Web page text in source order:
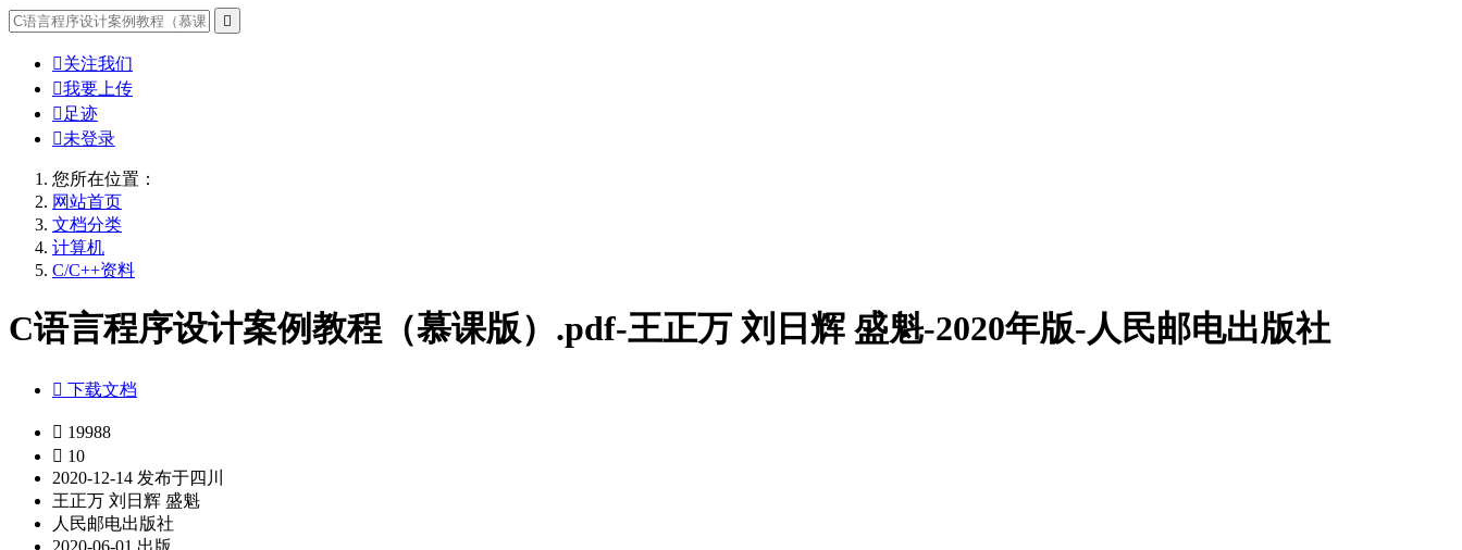

关注我们
我要上传
 足迹
未登录
您所在位置：
网站首页
文档分类
计算机
C/C++资料
C语言程序设计案例教程（慕课版）.pdf-王正万 刘日辉 盛魁-2020年版-人民邮电出版社
 下载文档
 19988
 10
2020-12-14 发布于四川
王正万 刘日辉 盛魁
人民邮电出版社
2020-06-01 出版